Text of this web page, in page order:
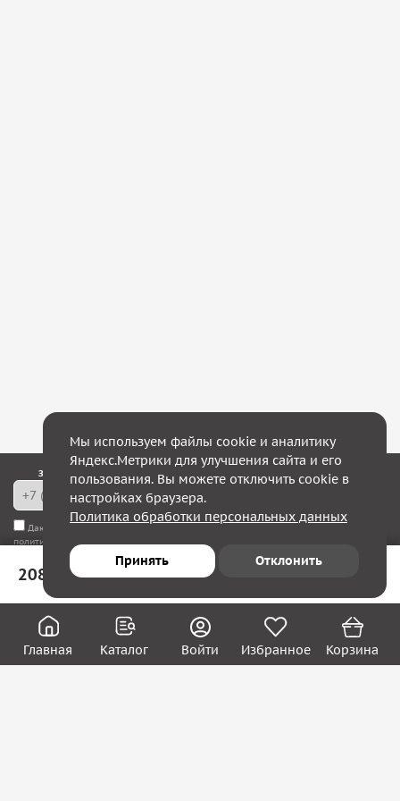
Главная Каталог Избранное
Войти Корзина
208 ₽
Закажите обратный звонок — в течение 10 минут мы с Вами свяжемся!
Даю согласие на обработку моих персональных данных
политикой конфиденциальности
Юридическим лицам
Акции
Вакансии
Контакты
Мы используем файлы cookie и аналитику
Яндекс.Метрики для улучшения сайта и его
пользования. Вы можете отключить cookie в
настройках браузера.
Политика обработки персональных данных
Принять Отклонить